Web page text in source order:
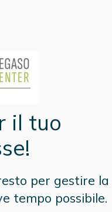
il tuo
per gestire la
tempo possibile.